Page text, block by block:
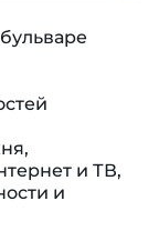
и ТВ,
и